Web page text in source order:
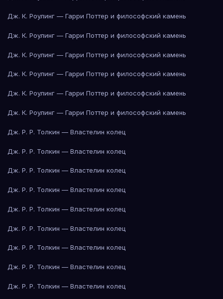
Дж. К. Роулинг — Гарри Поттер и философский камень
Дж. К. Роулинг — Гарри Поттер и философский камень
Дж. К. Роулинг — Гарри Поттер и философский камень
Дж. К. Роулинг — Гарри Поттер и философский камень
Дж. К. Роулинг — Гарри Поттер и философский камень
Дж. К. Роулинг — Гарри Поттер и философский камень
Дж. Р. Р. Толкин — Властелин колец
Дж. Р. Р. Толкин — Властелин колец
Дж. Р. Р. Толкин — Властелин колец
Дж. Р. Р. Толкин — Властелин колец
Дж. Р. Р. Толкин — Властелин колец
Дж. Р. Р. Толкин — Властелин колец
Дж. Р. Р. Толкин — Властелин колец
Дж. Р. Р. Толкин — Властелин колец
Дж. Р. Р. Толкин — Властелин колец